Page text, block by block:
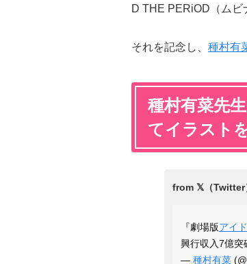
D THE PERiOD（ムビ
それを記念し、 種村有
種村有菜先
てイラスト
『劇場版アイ
興行収入7億突
— 種村有菜